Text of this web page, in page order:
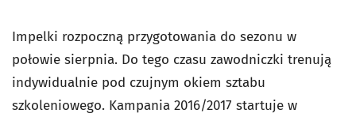
Impelki rozpoczną przygotowania do sezonu w
połowie sierpnia. Do tego czasu zawodniczki trenują
indywidualnie pod czujnym okiem sztabu
szkoleniowego. Kampania 2016/2017 startuje w